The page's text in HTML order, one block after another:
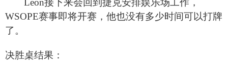
Leon接下来会回到捷克安排娱乐场工作，
WSOPE赛事即将开赛，他也没有多少时间可以打牌
了。
决胜桌结果：